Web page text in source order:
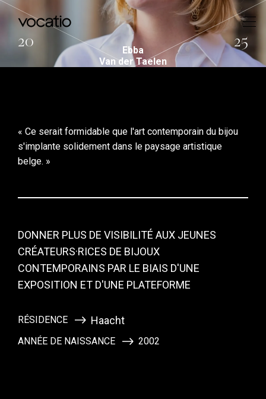
20 25
Ebba
Van der Taelen
« Ce serait formidable que l'art contemporain du bijou
s'implante solidement dans le paysage artistique
belge. »
DONNER PLUS DE VISIBILITÉ AUX JEUNES
CRÉATEURS·RICES DE BIJOUX
CONTEMPORAINS PAR LE BIAIS D'UNE
EXPOSITION ET D'UNE PLATEFORME
RÉSIDENCE Haacht
ANNÉE DE NAISSANCE 2002